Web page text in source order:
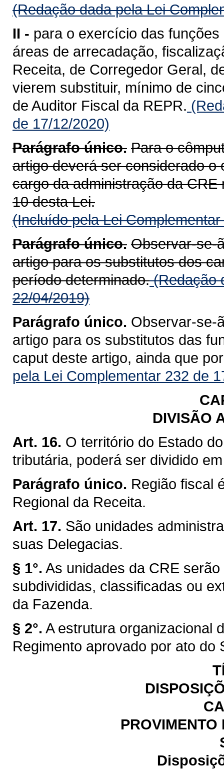
(Redação dada pela Lei
II - para o exercício das
áreas de arrecadação,
Receita, de Corregedor Geral,
vierem substituir, mínimo de
de Auditor Fiscal da REPR.
de 17/12/2020)
Parágrafo único. Para o
artigo deverá ser considerado
cargo da administração da
10 desta Lei.
(Incluído pela Lei
Parágrafo único. Observar-se-
artigo para os substitutos dos
período determinado.(Redação
22/04/2019)
Parágrafo único. Observar-se-
artigo para os substitutos das
caput deste artigo, ainda que
pela Lei Complementar 232 de
DIVISÃO
Art. 16. O território do Estado
tributária, poderá ser dividido
Parágrafo único. Região fiscal
Regional da Receita.
Art. 17. São unidades
suas Delegacias.
§ 1°. As unidades da CRE
subdivididas, classificadas ou
da Fazenda.
§ 2°. A estrutura organizacional
Regimento aprovado por ato